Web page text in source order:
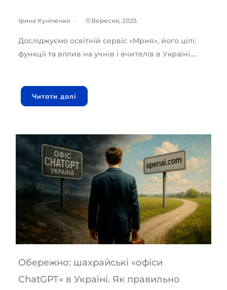
Ірина Куніченко 11 Вересня, 2025
Досліджуємо освітній сервіс «Мрия», його цілі,
функції та вплив на учнів і вчителів в Україні….
Читати далі
Обережно: шахрайські «офіси
ChatGPT» в Україні. Як правильно